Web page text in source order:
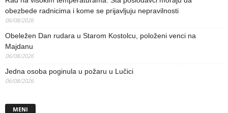
obezbede radnicima i kome se prijavljuju nepravilnosti
06/08/2026
Obeležen Dan rudara u Starom Kostolcu, položeni venci na
Majdanu
06/08/2026
Jedna osoba poginula u požaru u Lučici
06/08/2026
MENI